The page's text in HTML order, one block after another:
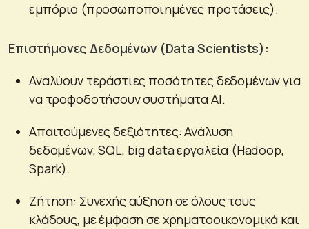
εμπόριο (προσωποποιημένες προτάσεις).
Επιστήμονες Δεδομένων (Data Scientists):
Αναλύουν τεράστιες ποσότητες δεδομένων για
να τροφοδοτήσουν συστήματα AI.
Απαιτούμενες δεξιότητες: Ανάλυση
δεδομένων, SQL, big data εργαλεία (Hadoop,
Spark).
Ζήτηση: Συνεχής αύξηση σε όλους τους
κλάδους, με έμφαση σε χρηματοοικονομικά και